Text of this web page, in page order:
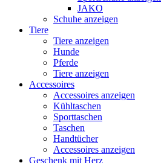
JAKO
Schuhe anzeigen
Tiere
Tiere anzeigen
Hunde
Pferde
Tiere anzeigen
Accessoires
Accessoires anzeigen
Kühltaschen
Sporttaschen
Taschen
Handtücher
Accessoires anzeigen
Geschenk mit Herz